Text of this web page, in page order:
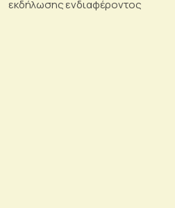
εκδήλωσης ενδιαφέροντος